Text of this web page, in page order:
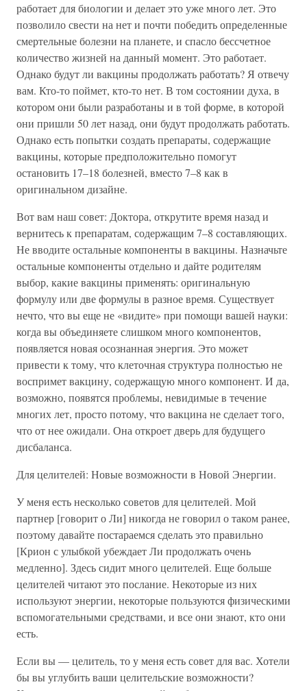
работает для биологии и делает это уже много лет. Это
позволило свести на нет и почти победить определенные
смертельные болезни на планете, и спасло бессчетное
количество жизней на данный момент. Это работает.
Однако будут ли вакцины продолжать работать? Я отвечу
вам. Кто-то поймет, кто-то нет. В том состоянии духа, в
котором они были разработаны и в той форме, в которой
они пришли 50 лет назад, они будут продолжать работать.
Однако есть попытки создать препараты, содержащие
вакцины, которые предположительно помогут
остановить 17–18 болезней, вместо 7–8 как в
оригинальном дизайне.
Вот вам наш совет: Доктора, открутите время назад и
вернитесь к препаратам, содержащим 7–8 составляющих.
Не вводите остальные компоненты в вакцины. Назначьте
остальные компоненты отдельно и дайте родителям
выбор, какие вакцины применять: оригинальную
формулу или две формулы в разное время. Существует
нечто, что вы еще не «видите» при помощи вашей науки:
когда вы объединяете слишком много компонентов,
появляется новая осознанная энергия. Это может
привести к тому, что клеточная структура полностью не
воспримет вакцину, содержащую много компонент. И да,
возможно, появятся проблемы, невидимые в течение
многих лет, просто потому, что вакцина не сделает того,
что от нее ожидали. Она откроет дверь для будущего
дисбаланса.
Для целителей: Новые возможности в Новой Энергии.
У меня есть несколько советов для целителей. Мой
партнер [говорит о Ли] никогда не говорил о таком ранее,
поэтому давайте постараемся сделать это правильно
[Крион с улыбкой убеждает Ли продолжать очень
медленно]. Здесь сидит много целителей. Еще больше
целителей читают это послание. Некоторые из них
используют энергии, некоторые пользуются физическими
вспомогательными средствами, и все они знают, кто они
есть.
Если вы — целитель, то у меня есть совет для вас. Хотели
бы вы углубить ваши целительские возможности?